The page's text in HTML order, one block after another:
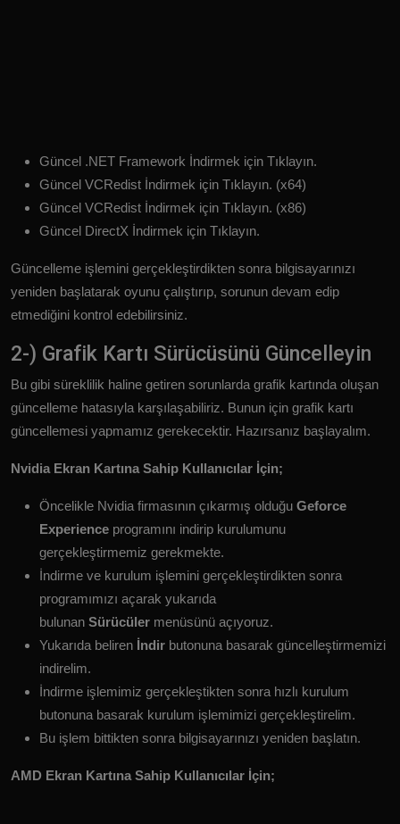
Güncel .NET Framework İndirmek için Tıklayın.
Güncel VCRedist İndirmek için Tıklayın. (x64)
Güncel VCRedist İndirmek için Tıklayın. (x86)
Güncel DirectX İndirmek için Tıklayın.
Güncelleme işlemini gerçekleştirdikten sonra bilgisayarınızı
yeniden başlatarak oyunu çalıştırıp, sorunun devam edip
etmediğini kontrol edebilirsiniz.
2-) Grafik Kartı Sürücüsünü Güncelleyin
Bu gibi süreklilik haline getiren sorunlarda grafik kartında oluşan
güncelleme hatasıyla karşılaşabiliriz. Bunun için grafik kartı
güncellemesi yapmamız gerekecektir. Hazırsanız başlayalım.
Nvidia Ekran Kartına Sahip Kullanıcılar İçin;
Öncelikle Nvidia firmasının çıkarmış olduğu Geforce
Experience programını indirip kurulumunu
gerçekleştirmemiz gerekmekte.
İndirme ve kurulum işlemini gerçekleştirdikten sonra
programımızı açarak yukarıda
bulunan Sürücüler menüsünü açıyoruz.
Yukarıda beliren İndir butonuna basarak güncelleştirmemizi
indirelim.
İndirme işlemimiz gerçekleştikten sonra hızlı kurulum
butonuna basarak kurulum işlemimizi gerçekleştirelim.
Bu işlem bittikten sonra bilgisayarınızı yeniden başlatın.
AMD Ekran Kartına Sahip Kullanıcılar İçin;